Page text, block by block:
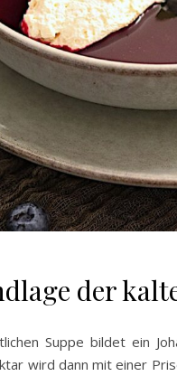
der
Suppe bildet ein
wird dann mit einer